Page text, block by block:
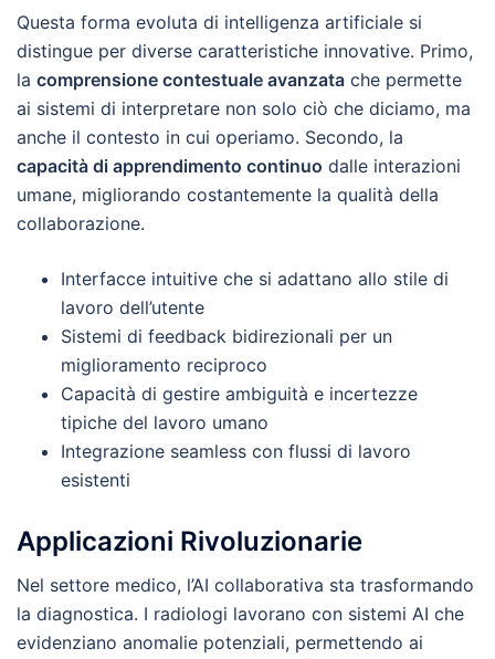
Questa forma evoluta di intelligenza artificiale si
distingue per diverse caratteristiche innovative. Primo,
la comprensione contestuale avanzata che permette
ai sistemi di interpretare non solo ciò che diciamo, ma
anche il contesto in cui operiamo. Secondo, la
capacità di apprendimento continuo dalle interazioni
umane, migliorando costantemente la qualità della
collaborazione.
Interfacce intuitive che si adattano allo stile di
lavoro dell’utente
Sistemi di feedback bidirezionali per un
miglioramento reciproco
Capacità di gestire ambiguità e incertezze
tipiche del lavoro umano
Integrazione seamless con flussi di lavoro
esistenti
Applicazioni Rivoluzionarie
Nel settore medico, l’AI collaborativa sta trasformando
la diagnostica. I radiologi lavorano con sistemi AI che
evidenziano anomalie potenziali, permettendo ai